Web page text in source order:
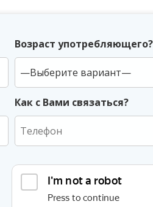
Возраст употребляющего?
Как с Вами связаться?